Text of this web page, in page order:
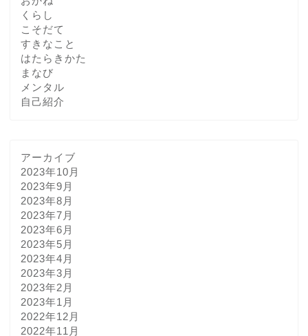
くらし
こそだて
すきなこと
はたらきかた
まなび
メンタル
自己紹介
アーカイブ
2023年10月
2023年9月
2023年8月
2023年7月
2023年6月
2023年5月
2023年4月
2023年3月
2023年2月
2023年1月
2022年12月
2022年11月